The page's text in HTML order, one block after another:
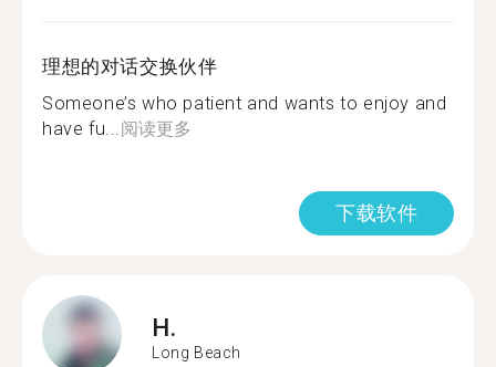
理想的对话交换伙伴
Someone’s who patient and wants to enjoy and
have fu...阅读更多
下载软件
H.
Long Beach